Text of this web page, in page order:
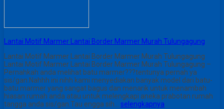
Lantai Motif Marmer Lantai Border Marmer Murah Tulungagung
Lantai Motif Marmer Lantai Border Marmer Murah Tulungagung
Lantai Motif Marmer Lantai Border Marmer Murah Tulungagung –
Pernahkah anda melihat batu marmer???tentunya pernah ya
sis/gan.Nahhh ini nihh kami menyediakan banyak model dari batu-
batu marmer yang sangat bagus dan menarik untuk menambah
hiasan rumah anda atau untuk melengkapi aneka prabotan rumah
tangga anda sis/gan.Tau engga sih… selengkapnya